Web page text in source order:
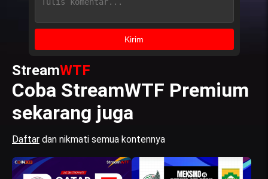
Kirim
StreamWTF
Coba StreamWTF Premium
sekarang juga
Daftar dan nikmati semua kontennya